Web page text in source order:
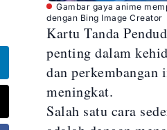
Gambar gaya anime
dengan Bing Image Creator
Kartu Tanda
penting dalam
dan
meningkat.
Salah satu cara